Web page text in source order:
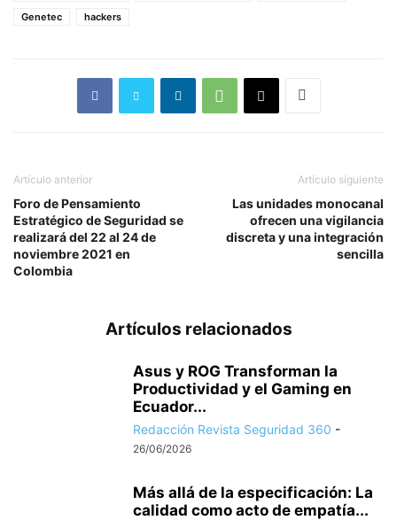
Genetec
hackers
Artículo anterior
Foro de Pensamiento
Estratégico de Seguridad se
realizará del 22 al 24 de
noviembre 2021 en
Colombia
Artículo siguiente
Las unidades monocanal
ofrecen una vigilancia
discreta y una integración
sencilla
Artículos relacionados
Asus y ROG Transforman la
Productividad y el Gaming en
Ecuador...
Redacción Revista Seguridad 360 -
26/06/2026
Más allá de la especificación: La
calidad como acto de empatía...